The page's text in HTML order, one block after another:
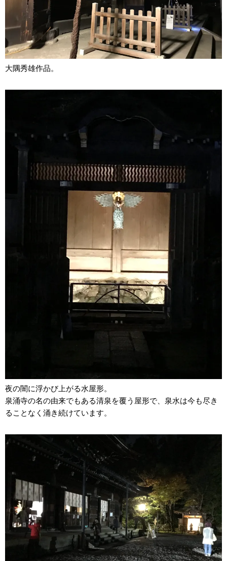
大隅秀雄作品。
夜の闇に浮かび上がる水屋形。
泉涌寺の名の由来でもある清泉を覆う屋形で、泉水は今も尽き
ることなく涌き続けています。